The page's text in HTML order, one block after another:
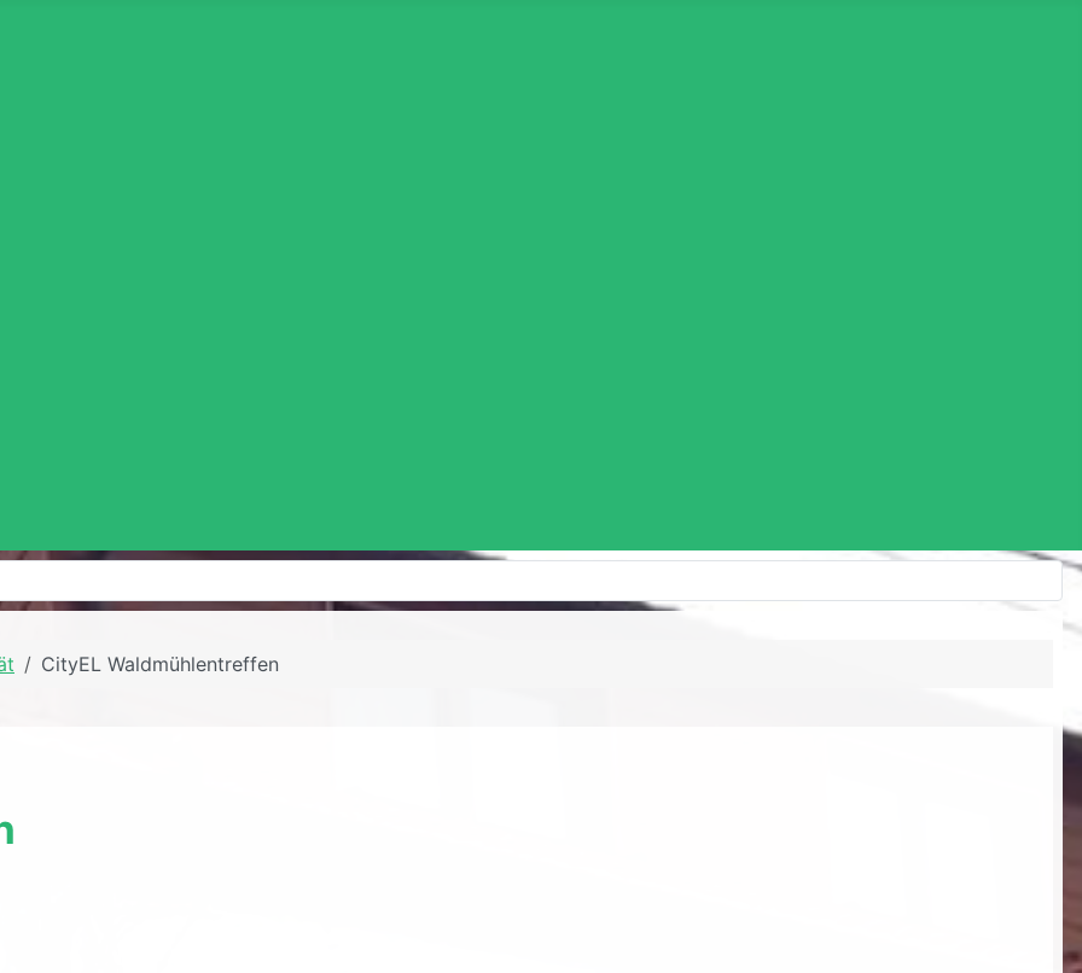
CityEL Waldmühlentreffen